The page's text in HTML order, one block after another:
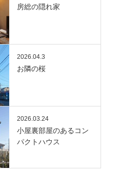
房総の隠れ家
2026.04.3
お隣の桜
2026.03.24
小屋裏部屋のあるコン
パクトハウス